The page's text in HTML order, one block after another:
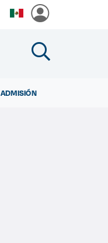
ADMISIÓN